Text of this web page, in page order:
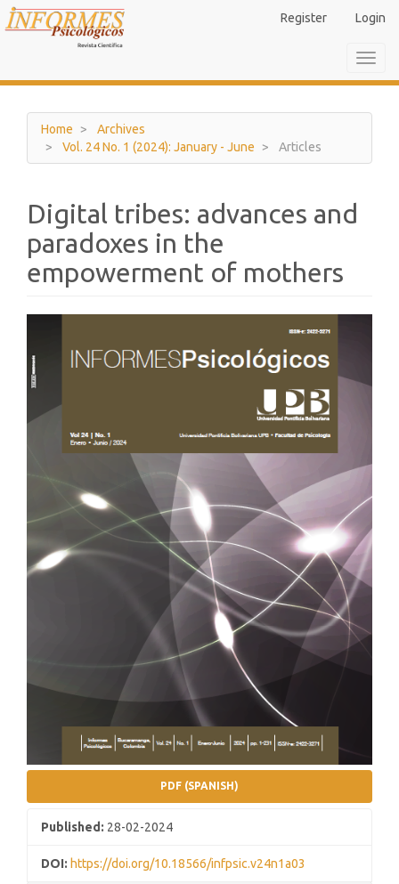
Main
Navigation
Sidebar
Register Login
Home
Archives
Vol. 24 No. 1 (2024): January - June
Articles
Digital tribes: advances and
paradoxes in the
empowerment of mothers
Sidebar
PDF (SPANISH)
Published: 28-02-2024
DOI: https://doi.org/10.18566/infpsic.v24n1a03